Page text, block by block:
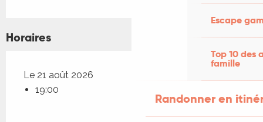
Escape
Top 10 des
famille
Randonner en
Horaires
Le 21 août 2026
19:00